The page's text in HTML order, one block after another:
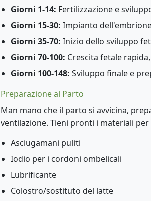
Giorni 1-14: Fertilizzazione e
Giorni 15-30: Impianto
Giorni 35-70: Inizio dello sviluppo
Giorni 70-100: Crescita fetale
Giorni 100-148: Sviluppo finale e
Preparazione al Parto
Man mano che il parto si avvicina,
ventilazione. Tieni pronti i materiali
Asciugamani puliti
Iodio per i cordoni ombelicali
Lubrificante
Colostro/sostituto del latte